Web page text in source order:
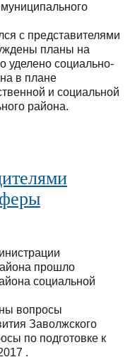
с представителями
планы на
уделено социально-
в плане
и социальной
района.
прошло
социальной
вопросы
Заволжского
по подготовке к
.